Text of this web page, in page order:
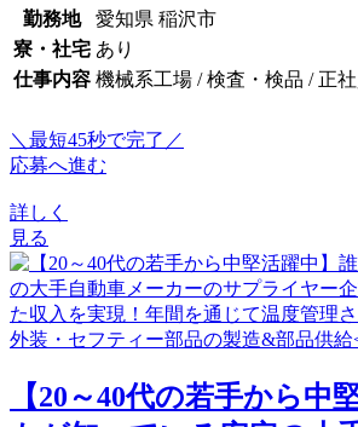
勤務地
愛知県 稲沢市
寮・社宅 あり
仕事内容 機械系工場 / 検査・検品 / 正
＼最短45秒で完了／
応募へ進む
詳しく
見る
【20～40代の若手から中